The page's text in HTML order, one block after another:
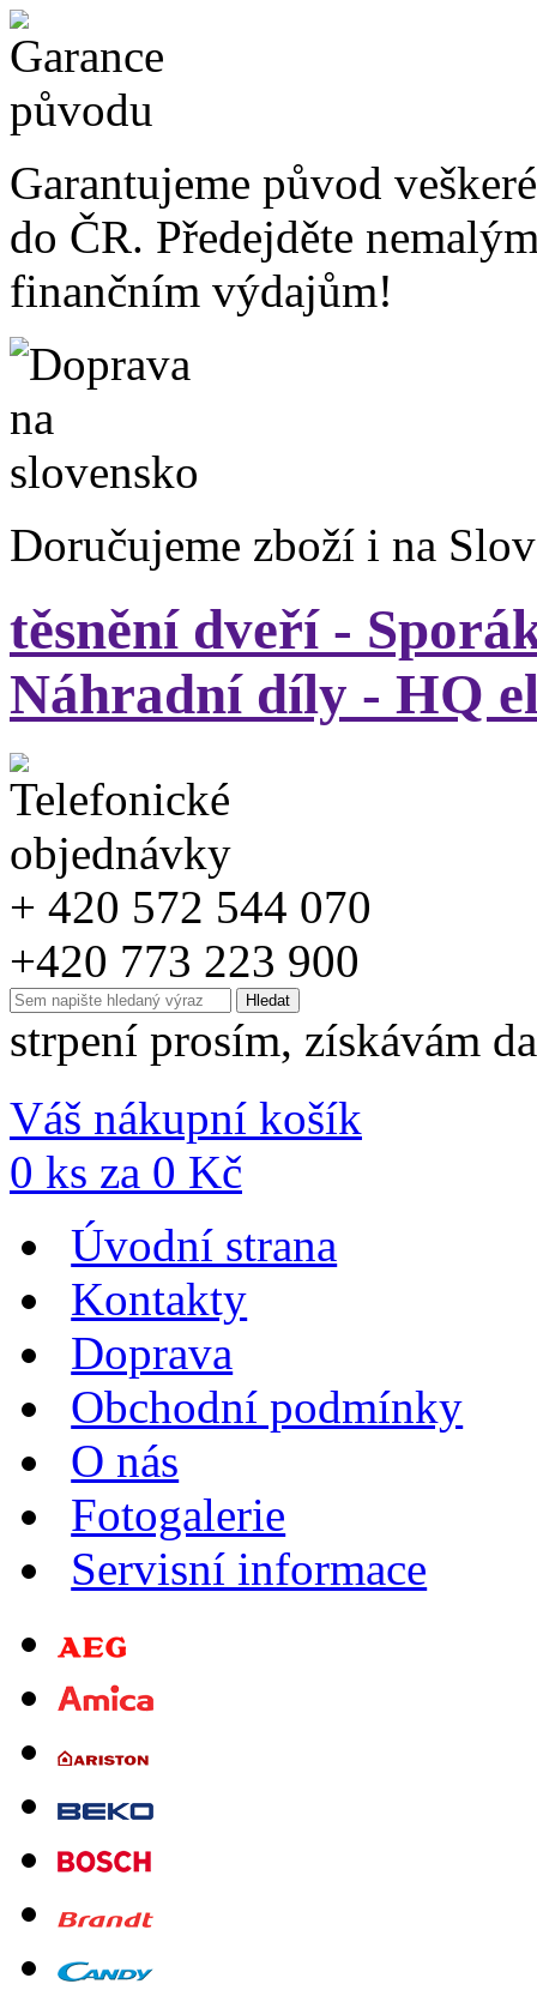
Garantujeme původ
do ČR. Předejděte
finančním výdajům!
Doručujeme zboží i na
těsnění dveří -
Náhradní díly - HQ
+ 420 572 544 070
+420 773 223 900
strpení prosím, získávám
Váš nákupní košík
0 ks za 0 Kč
Úvodní strana
Kontakty
Doprava
Obchodní podmínky
O nás
Fotogalerie
Servisní informace